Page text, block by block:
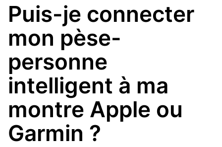
Puis-je connecter
mon pèse-
personne
intelligent à ma
montre Apple ou
Garmin ?